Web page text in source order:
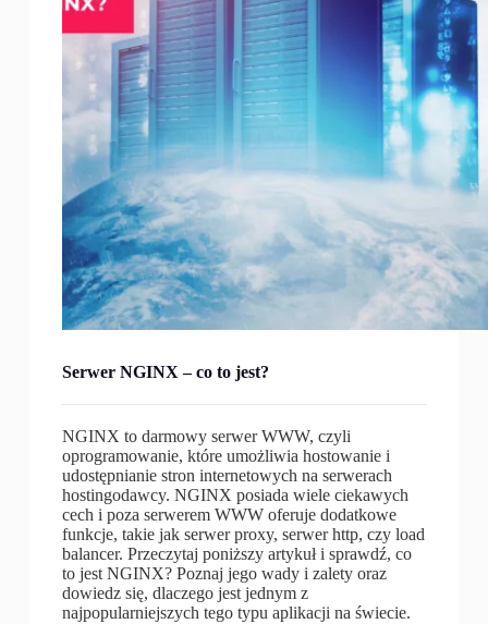
Serwer NGINX – co to jest?
NGINX to darmowy serwer WWW, czyli
oprogramowanie, które umożliwia hostowanie i
udostępnianie stron internetowych na serwerach
hostingodawcy. NGINX posiada wiele ciekawych
cech i poza serwerem WWW oferuje dodatkowe
funkcje, takie jak serwer proxy, serwer http, czy load
balancer. Przeczytaj poniższy artykuł i sprawdź, co
to jest NGINX? Poznaj jego wady i zalety oraz
dowiedz się, dlaczego jest jednym z
najpopularniejszych tego typu aplikacji na świecie.